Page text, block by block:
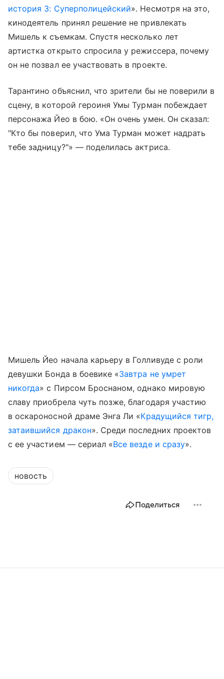
история 3: Суперполицейский». Несмотря на это,
кинодеятель принял решение не привлекать
Мишель к съемкам. Спустя несколько лет
артистка открыто спросила у режиссера, почему
он не позвал ее участвовать в проекте.
Тарантино объяснил, что зрители бы не поверили в
сцену, в которой героиня Умы Турман побеждает
персонажа Йео в бою. «Он очень умен. Он сказал:
"Кто бы поверил, что Ума Турман может надрать
тебе задницу?"» — поделилась актриса.
Мишель Йео начала карьеру в Голливуде с роли
девушки Бонда в боевике «Завтра не умрет
никогда» с Пирсом Броснаном, однако мировую
славу приобрела чуть позже, благодаря участию
в оскароносной драме Энга Ли «Крадущийся тигр,
затаившийся дракон». Среди последних проектов
с ее участием — сериал «Все везде и сразу».
новость
Поделиться